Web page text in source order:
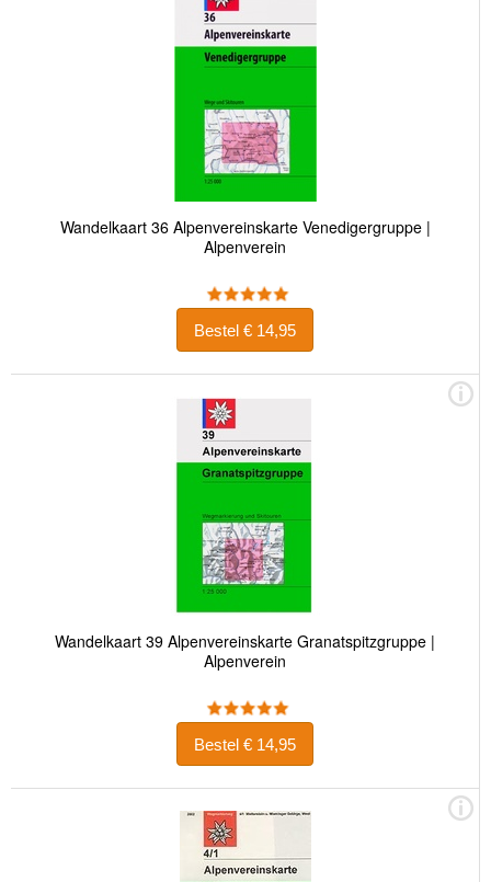
Wandelkaart 36 Alpenvereinskarte Venedigergruppe |
Alpenverein
Bestel € 14,95
Wandelkaart 39 Alpenvereinskarte Granatspitzgruppe |
Alpenverein
Bestel € 14,95